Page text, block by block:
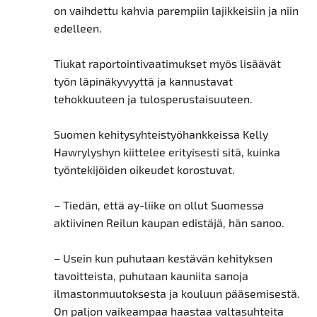
on vaihdettu kahvia parempiin lajikkeisiin ja niin
edelleen.
Tiukat raportointivaatimukset myös lisäävät
työn läpinäkyvyyttä ja kannustavat
tehokkuuteen ja tulosperustaisuuteen.
Suomen kehitysyhteistyöhankkeissa Kelly
Hawrylyshyn kiittelee erityisesti sitä, kuinka
työntekijöiden oikeudet korostuvat.
– Tiedän, että ay-liike on ollut Suomessa
aktiivinen Reilun kaupan edistäjä, hän sanoo.
– Usein kun puhutaan kestävän kehityksen
tavoitteista, puhutaan kauniita sanoja
ilmastonmuutoksesta ja kouluun pääsemisestä.
On paljon vaikeampaa haastaa valtasuhteita